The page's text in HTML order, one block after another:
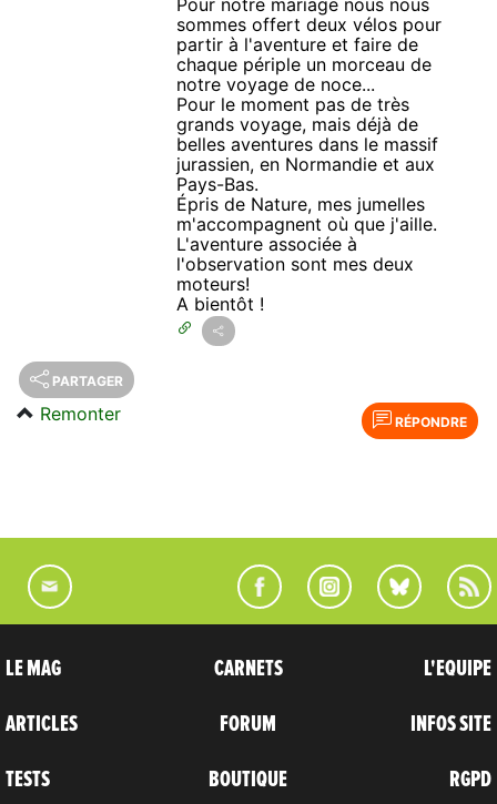
sommes offert deux vélos pour
partir à l'aventure et faire de
chaque périple un morceau de
notre voyage de noce...
Pour le moment pas de très
grands voyage, mais déjà de
belles aventures dans le massif
jurassien, en Normandie et aux
Pays-Bas.
Épris de Nature, mes jumelles
m'accompagnent où que j'aille.
L'aventure associée à
l'observation sont mes deux
moteurs!
A bientôt !
PARTAGER
RÉPONDRE
Remonter
LE MAG
ARTICLES
TESTS
CARNETS
FORUM
BOUTIQUE
L'EQUIPE
INFOS SITE
RGPD